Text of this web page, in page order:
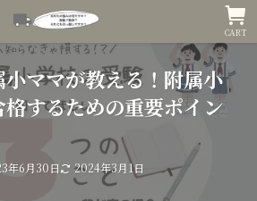
CART
ママが教える！附属小
するための重要ポイン
年6月30日 2024年3月1日